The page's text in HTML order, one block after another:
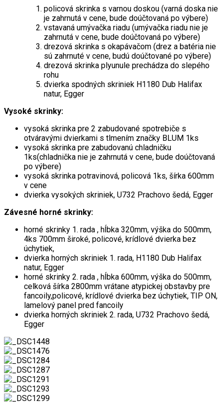
policová skrinka s varnou doskou (varná doska nie
je zahrnutá v cene, bude doúčtovaná po výbere)
vstavaná umývačka riadu (umývačka riadu nie je
zahrnutá v cene, bude doúčtovaná po výbere)
drezová skrinka s okapávačom (drez a batéria nie
sú zahrnuté v cene, budú doúčtované po výbere)
drezová skrinka plyunule prechádza do slepého
rohu
dvierka spodných skriniek H1180 Dub Halifax
natur, Egger
Vysoké skrinky:
vysoká skrinka pre 2 zabudované spotrebiče s
otváravými dvierkami s tlmením značky BLUM 1ks
vysoká skrinka pre zabudovanú chladničku
1ks(chladnička nie je zahrnutá v cene, bude doúčtovaná
po výbere)
vysoká skrinka potravinová, policová 1ks, šírka 600mm
v cene
dvierka vysokých skriniek, U732 Prachovo šedá, Egger
Závesné horné skrinky:
horné skrinky 1. rada , hĺbka 320mm, výška do 500mm,
4ks 700mm široké, policové, krídlové dvierka bez
úchytiek,
dvierka horných skriniek 1. rada, H1180 Dub Halifax
natur, Egger
horné skrinky 2. rada , hĺbka 600mm, výška do 500mm,
celková šírka 2800mm vrátane atypickej obstavby pre
fancoily,policové, krídlové dvierka bez úchytiek, TIP ON,
lamelový panel pred fancoily
dvierka horných skriniek 2. rada, U732 Prachovo šedá,
Egger